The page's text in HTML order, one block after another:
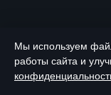
Мы используем
работы сайта и